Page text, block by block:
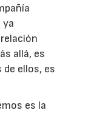
ya
allá, es
ellos, es
es la